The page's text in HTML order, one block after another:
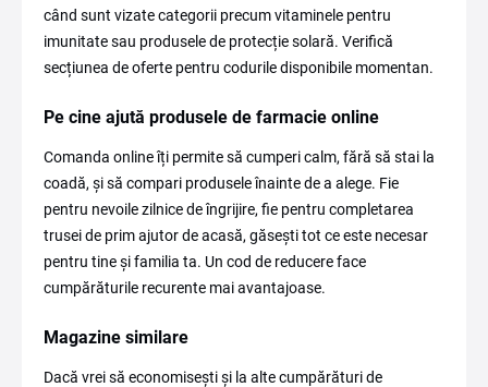
când sunt vizate categorii precum vitaminele pentru
imunitate sau produsele de protecție solară. Verifică
secțiunea de oferte pentru codurile disponibile momentan.
Pe cine ajută produsele de farmacie online
Comanda online îți permite să cumperi calm, fără să stai la
coadă, și să compari produsele înainte de a alege. Fie
pentru nevoile zilnice de îngrijire, fie pentru completarea
trusei de prim ajutor de acasă, găsești tot ce este necesar
pentru tine și familia ta. Un cod de reducere face
cumpărăturile recurente mai avantajoase.
Magazine similare
Dacă vrei să economisești și la alte cumpărături de